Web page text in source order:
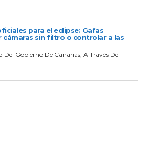
para el eclipse: Gafas
cámaras sin filtro o controlar a las
Del Gobierno De Canarias, A Través Del